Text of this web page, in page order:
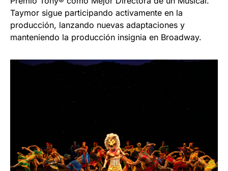
Taymor sigue participando activamente en la
producción, lanzando nuevas adaptaciones y
manteniendo la producción insignia en Broadway.